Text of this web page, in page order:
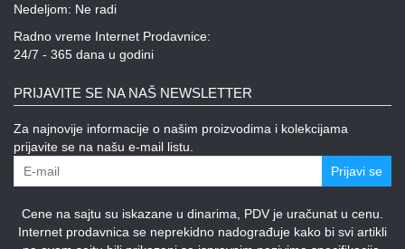
Nedeljom: Ne radi
Radno vreme Internet Prodavnice:
24/7 - 365 dana u godini
PRIJAVITE SE NA NAŠ NEWSLETTER
Za najnovije informacije o našim proizvodima i kolekcijama
prijavite se na našu e-mail listu.
Prijavi se
Cene na sajtu su iskazane u dinarima, PDV je uračunat u cenu.
Internet prodavnica se neprekidno nadograđuje kako bi svi artikli